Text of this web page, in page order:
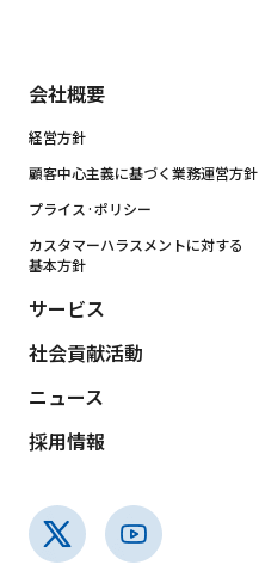
会社概要
経営方針
顧客中心主義に基づく業務運営方針
プライス·ポリシー
カスタマーハラスメントに対する
基本方針
サービス
社会貢献活動
ニュース
採用情報